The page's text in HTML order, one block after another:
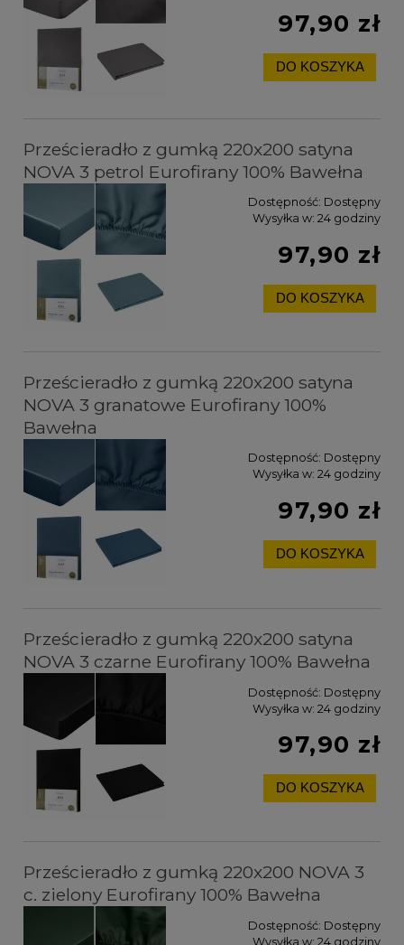
97,90 zł
DO KOSZYKA
Prześcieradło z gumką 220x200 satyna
NOVA 3 petrol Eurofirany 100% Bawełna
Dostępność: Dostępny
Wysyłka w: 24 godziny
97,90 zł
DO KOSZYKA
Prześcieradło z gumką 220x200 satyna
NOVA 3 granatowe Eurofirany 100%
Bawełna
Dostępność: Dostępny
Wysyłka w: 24 godziny
97,90 zł
DO KOSZYKA
Prześcieradło z gumką 220x200 satyna
NOVA 3 czarne Eurofirany 100% Bawełna
Dostępność: Dostępny
Wysyłka w: 24 godziny
97,90 zł
DO KOSZYKA
Prześcieradło z gumką 220x200 NOVA 3
c. zielony Eurofirany 100% Bawełna
Dostępność: Dostępny
Wysyłka w: 24 godziny